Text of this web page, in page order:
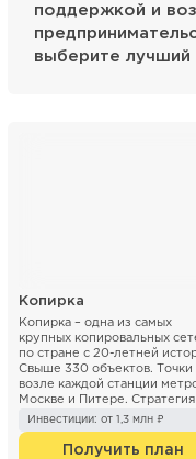
поддержкой и
выберите лучший
Копирка
Копирка – одна из самых
крупных копировальных
по стране с 20-летней
Свыше 330 объектов. Точки
возле каждой станции
Москве и Питере. Стратегия
ближайшие 3 года ...
Инвестиции: от 1,3 млн ₽
Получить план